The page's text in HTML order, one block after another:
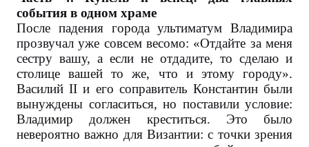
события в одном храме
После падения города ультиматум Владимира
прозвучал уже совсем весомо: «Отдайте за меня
сестру вашу, а если не отдадите, то сделаю и
столице вашей то же, что и этому городу».
Василий II и его соправитель Константин были
вынуждены согласиться, но поставили условие:
Владимир должен креститься. Это было
невероятно важно для Византии: с точки зрения